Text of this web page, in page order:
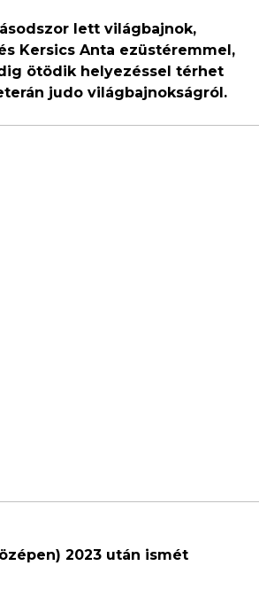
lett világbajnok,
Kersics Anta ezüstéremmel,
ötödik helyezéssel térhet
judo világbajnokságról.
2023 után ismét